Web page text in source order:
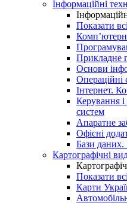
Інформаційні
Показати всі
Прикладне
Основи
Операційні
Інтернет.
Керування
систем
Апаратне
Офісні
Бази даних.
Картографічні
Показати всі
Карти